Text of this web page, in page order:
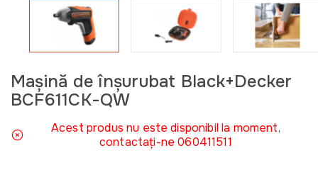
Mașină de înşurubat Black+Decker
BCF611CK-QW
Acest produs nu este disponibil la moment,
contactați-ne 060411511